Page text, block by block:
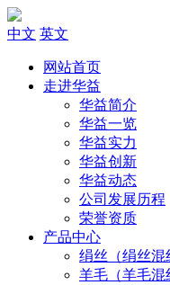
中文 英文
网站首页
走进华益
华益简介
华益一览
华益实力
华益创新
华益动态
公司发展历程
荣誉资质
产品中心
绢丝（绢丝混
羊毛（羊毛混